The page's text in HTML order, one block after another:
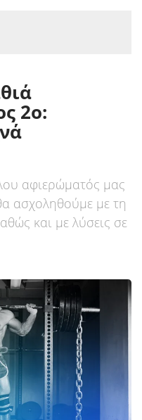
2ο:
αφιερώματός μας
ασχοληθούμε με τη
και με λύσεις σε